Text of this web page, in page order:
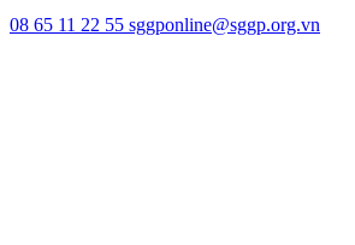
08 65 11 22 55 sggponline@sggp.org.vn